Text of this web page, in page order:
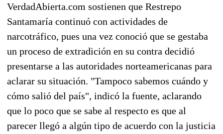
VerdadAbierta.com sostienen que Restrepo
Santamaría continuó con actividades de
narcotráfico, pues una vez conoció que se gestaba
un proceso de extradición en su contra decidió
presentarse a las autoridades norteamericanas para
aclarar su situación. "Tampoco sabemos cuándo y
cómo salió del país", indicó la fuente, aclarando
que lo poco que se sabe al respecto es que al
parecer llegó a algún tipo de acuerdo con la justicia